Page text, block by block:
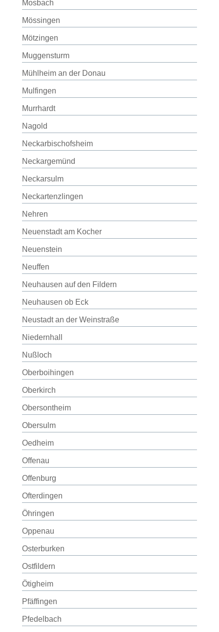
Mosbach
Mössingen
Mötzingen
Muggensturm
Mühlheim an der Donau
Mulfingen
Murrhardt
Nagold
Neckarbischofsheim
Neckargemünd
Neckarsulm
Neckartenzlingen
Nehren
Neuenstadt am Kocher
Neuenstein
Neuffen
Neuhausen auf den Fildern
Neuhausen ob Eck
Neustadt an der Weinstraße
Niedernhall
Nußloch
Oberboihingen
Oberkirch
Obersontheim
Obersulm
Oedheim
Offenau
Offenburg
Ofterdingen
Öhringen
Oppenau
Osterburken
Ostfildern
Ötigheim
Pfäffingen
Pfedelbach